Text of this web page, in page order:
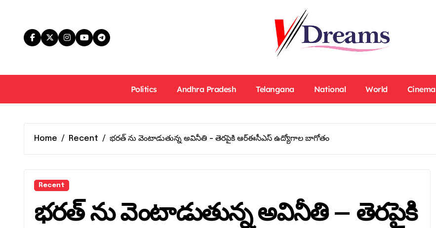
Politics Andhra Pradesh Telangana National World Cinema
Home Recent భరత్ ను వెంటాడుతున్న అవినీతి – తెరపైకి ఆర్ఈసీఎస్ ఉద్యోగాల బాగోతం
Recent
భరత్ ను వెంటాడుతున్న అవినీతి – తెరపైకి